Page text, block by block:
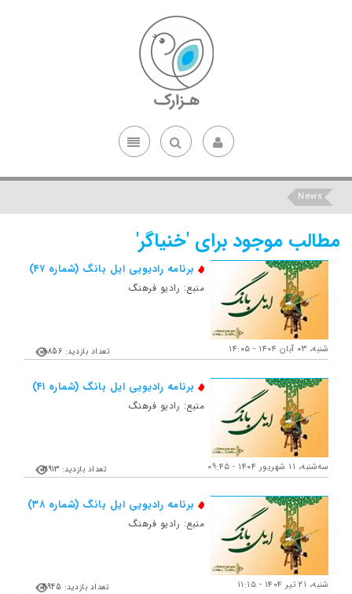
News
مطالب موجود برای 'خنیاگر'
برنامه رادیویی ایل بانگ (شماره ۴۷)
منبع: رادیو فرهنگ
شنبه، ۰۳ آبان ۱۴۰۴ - ۱۴:۰۵ تعداد بازدید: 6856
برنامه رادیویی ایل بانگ (شماره ۴۱)
منبع: رادیو فرهنگ
ﺳﻪشنبه، ۱۱ شهریور ۱۴۰۴ - ۰۹:۴۵ تعداد بازدید: 3913
برنامه رادیویی ایل بانگ (شماره ۳۸)
منبع: رادیو فرهنگ
شنبه، ۲۱ تیر ۱۴۰۴ - ۱۱:۱۵ تعداد بازدید: 4945